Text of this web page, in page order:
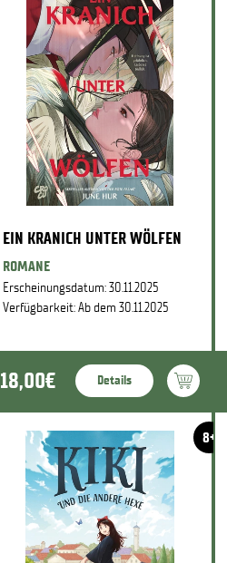
EIN KRANICH UNTER WÖLFEN
ROMANE
Erscheinungsdatum: 30.11.2025
Verfügbarkeit: Ab dem 30.11.2025
18,00€ Details
8+